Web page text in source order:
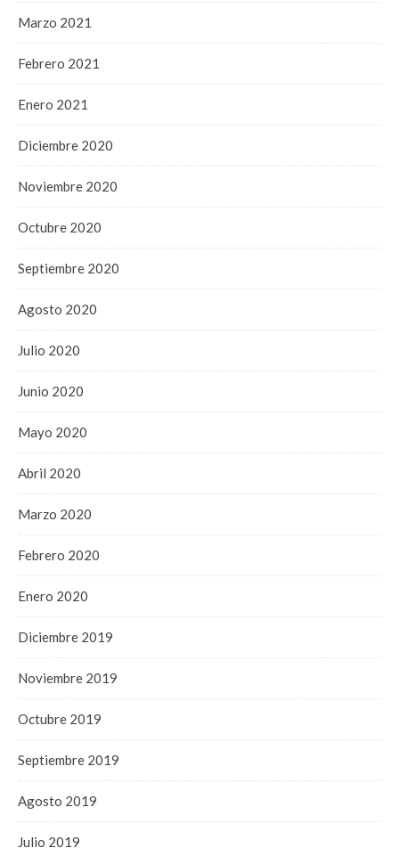
Marzo 2021
Febrero 2021
Enero 2021
Diciembre 2020
Noviembre 2020
Octubre 2020
Septiembre 2020
Agosto 2020
Julio 2020
Junio 2020
Mayo 2020
Abril 2020
Marzo 2020
Febrero 2020
Enero 2020
Diciembre 2019
Noviembre 2019
Octubre 2019
Septiembre 2019
Agosto 2019
Julio 2019